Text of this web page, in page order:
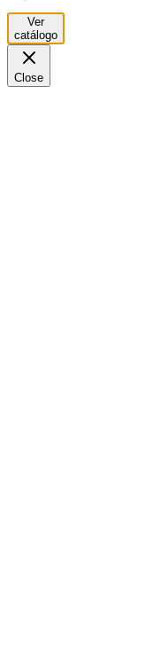
Ver
catálogo
Close